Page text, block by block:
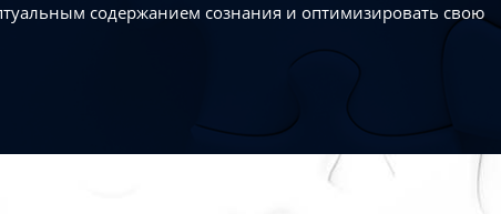
содержанием сознания и оптимизировать свою